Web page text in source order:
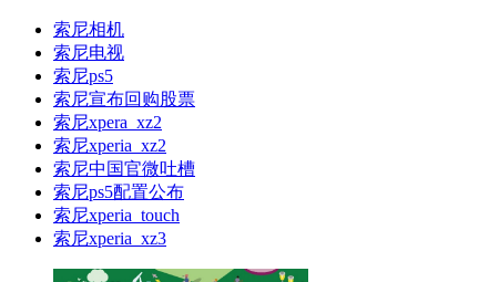
索尼相机
索尼电视
索尼ps5
索尼宣布回购股票
索尼xpera_xz2
索尼xperia_xz2
索尼中国官微吐槽
索尼ps5配置公布
索尼xperia_touch
索尼xperia_xz3